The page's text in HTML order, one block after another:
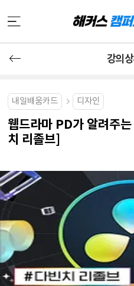
강의
내일배움카드 디자인
웹드라마 PD가 알려주
치 리졸브]